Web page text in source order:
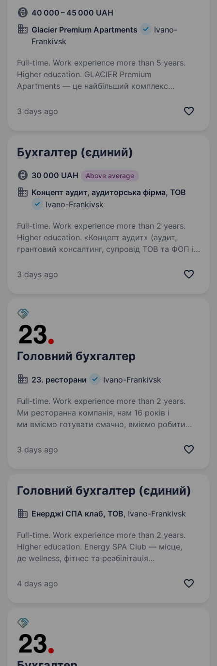
40 000 – 45 000 UAH
Glacier Premium Apartments
Ivano-
Frankivsk
Full-time. Work experience more than 5 years.
Higher education. GLACIER Premium
Apartments — це найбільший комплекс
курорту Буковель. Наша команда
3 days ago
Бухгалтер (єдиний)
30 000 UAH Above average
Концепт аудит, аудиторська фірма, ТОВ
Ivano-Frankivsk
Full-time. Work experience more than 2 years.
Higher education. «Концепт аудит» (аудит,
грантовий консалтинг, супровід ТОВ та ФОП із
досвідченого та самостійного Бухгалтера-
3 days ago
Головний бухгалтер
23. ресторани Ivano-Frankivsk
Full-time. Work experience more than 2 years.
Ми ресторанна компанія, нам 16 років і
ми вміємо готувати смачно, вміємо робити
Ми системні, та в нас добре побудовані бізнес
3 days ago
Головний бухгалтер (єдиний)
Енерджі СПА клаб, ТОВ, Ivano-Frankivsk
Full-time. Work experience more than 2 years.
Higher education. Energy SPA Club — місце,
де wellness, фітнес та реабілітація
гармонії. Якщо ти цінуєш високу якість
4 days ago